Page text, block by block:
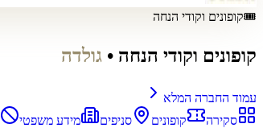
🎟️קופונים וקודי הנחה
קופונים וקודי הנחה • גולדה
עמוד החברה המלא
סקירה
קופונים סניפים מידע משפטי